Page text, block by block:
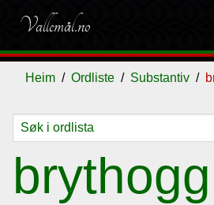
Vallemål.no
Heim Ordliste Substantiv
brythogg
Ordliste
Om